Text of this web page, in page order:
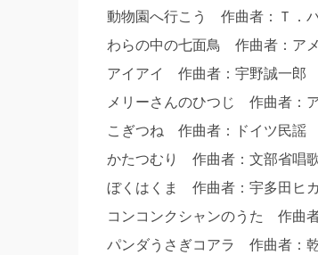
動物園へ行こう 作曲者：Ｔ．
わらの中の七面鳥 作曲者：ア
アイアイ 作曲者：宇野誠一
メリーさんのひつじ 作曲者：
こぎつね 作曲者：ドイツ民謡
かたつむり 作曲者：文部省唱
ぼくはくま 作曲者：宇多田ヒ
コンコンクシャンのうた 作曲
パンダうさぎコアラ 作曲者：